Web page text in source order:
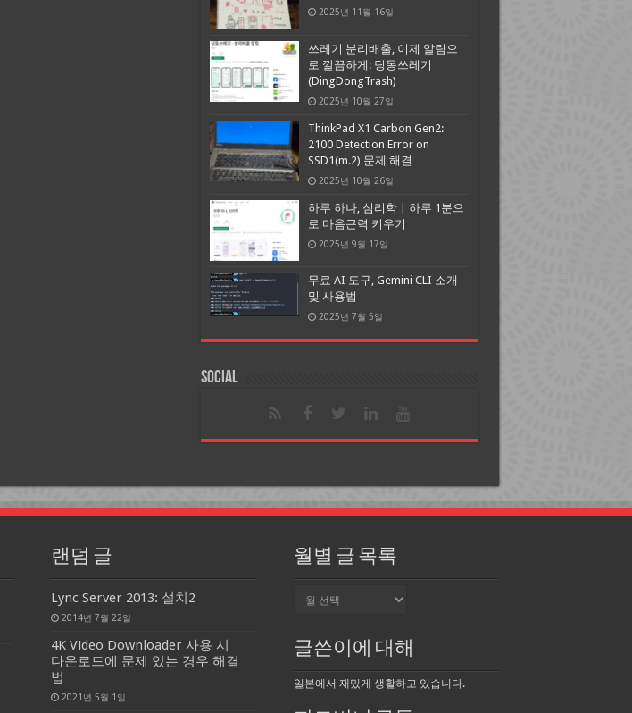
2025년 11월 16일
쓰레기 분리배출, 이제 알림으
로 깔끔하게: 딩동쓰레기
(DingDongTrash)
2025년 10월 27일
ThinkPad X1 Carbon Gen2:
2100 Detection Error on
SSD1(m.2) 문제 해결
2025년 10월 26일
하루 하나, 심리학 | 하루 1분으
로 마음근력 키우기
2025년 9월 17일
무료 AI 도구, Gemini CLI 소개
및 사용법
2025년 7월 5일
Social
랜덤 글
Lync Server 2013: 설치2
2014년 7월 22일
4K Video Downloader 사용 시
다운로드에 문제 있는 경우 해결
법
2021년 5월 1일
월별 글 목록
목
록
글쓴이에 대해
일본에서 재밌게 생활하고 있습니다.